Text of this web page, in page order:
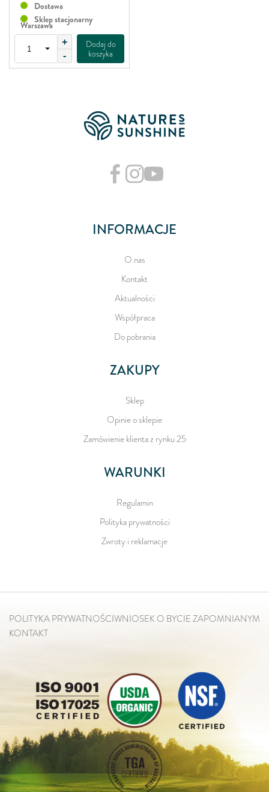
Dostawa
Sklep stacjonarny
Warszawa
+
-
Dodaj do
koszyka
INFORMACJE
O nas
Kontakt
Aktualności
Współpraca
Do pobrania
ZAKUPY
Sklep
Opinie o sklepie
Zamówienie klienta z rynku 25
WARUNKI
Regulamin
Polityka prywatności
Zwroty i reklamacje
POLITYKA PRYWATNOŚCIWNIOSEK O BYCIE ZAPOMNIANYM
KONTAKT